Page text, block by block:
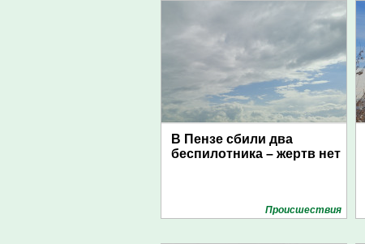
В Пензе сбили два
беспилотника – жертв нет
Проиcшествия